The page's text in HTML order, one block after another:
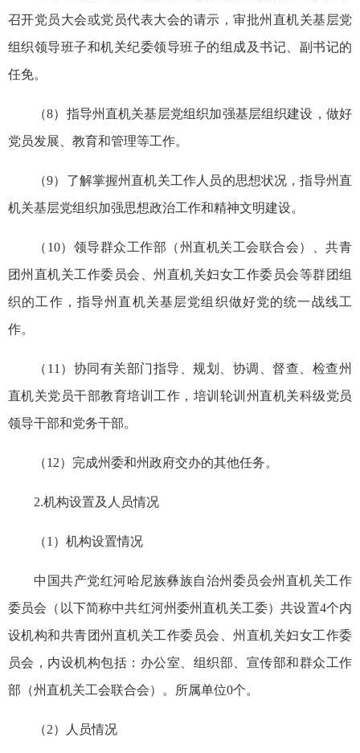
召开党员大会或党员代表大会的请示，审批州直机关基层党
组织领导班子和机关纪委领导班子的组成及书记、副书记的
任免。
（8）指导州直机关基层党组织加强基层组织建设，做好
党员发展、教育和管理等工作。
（9）了解掌握州直机关工作人员的思想状况，指导州直
机关基层党组织加强思想政治工作和精神文明建设。
（10）领导群众工作部（州直机关工会联合会）、共青
团州直机关工作委员会、州直机关妇女工作委员会等群团组
织的工作，指导州直机关基层党组织做好党的统一战线工
作。
（11）协同有关部门指导、规划、协调、督查、检查州
直机关党员干部教育培训工作，培训 轮训 州直机关科级党员
领导干部和党务干部。
（12）完成州委和州政府交办的其他任务。
2.机构设置及人员情况
（1）机构设置情况
中国共产党红河哈尼族彝族自治州委员会州直机关工作
委员会（以下简称中共红河州委州直机关工委）共设置4个内
设机构和共青团州直机关工作委员会、州直机关妇女工作委
员会，内设机构包括：办公室、组织部、宣传部和群众工作
部（州直机关工会联合会）。所属单位0个。
（2）人员情况